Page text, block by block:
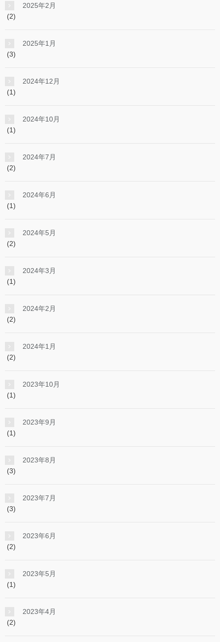
2025年2月
(2)
2025年1月
(3)
2024年12月
(1)
2024年10月
(1)
2024年7月
(2)
2024年6月
(1)
2024年5月
(2)
2024年3月
(1)
2024年2月
(2)
2024年1月
(2)
2023年10月
(1)
2023年9月
(1)
2023年8月
(3)
2023年7月
(3)
2023年6月
(2)
2023年5月
(1)
2023年4月
(2)